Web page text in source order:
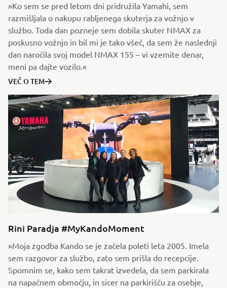
»Ko sem se pred letom dni pridružila Yamahi, sem
razmišljala o nakupu rabljenega skuterja za vožnjo v
službo. Toda dan pozneje sem dobila skuter NMAX za
poskusno vožnjo in bil mi je tako všeč, da sem že naslednji
dan naročila svoj model NMAX 155 – vi vzemite denar,
meni pa dajte vozilo.«
VEČ O TEM
Rini Paradja #MyKandoMoment
»Moja zgodba Kando se je začela poleti leta 2005. Imela
sem razgovor za službo, zato sem prišla do recepcije.
Spomnim se, kako sem takrat izvedela, da sem parkirala
na napačnem območju, in sicer na parkirišču za osebje,